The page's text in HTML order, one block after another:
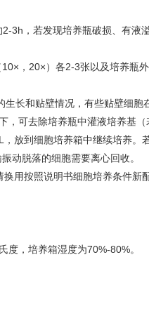
3h，若发现培养瓶破损、有液
，20×）各2-3张以及培养瓶
长和贴壁情况，有些贴壁细胞
，可去除培养瓶中灌液培养基
放到细胞培养箱中继续培养。
动脱落的细胞需要离心回收。
用按照说明书细胞培养条件新
。
，培养箱湿度为70%-80%。